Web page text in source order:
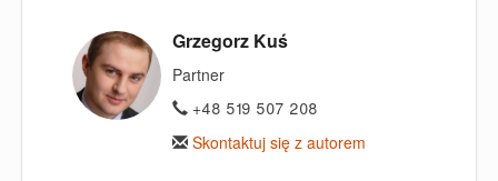
Grzegorz Kuś
Partner
+48 519 507 208
Skontaktuj się z autorem